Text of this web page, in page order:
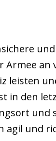
Armee
leisten
in den
und
und